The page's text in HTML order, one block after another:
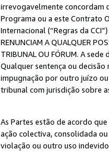
irrevogavelmente concordam
Programa ou a este Contrato
Internacional (“Regras da
RENUNCIAM A QUALQUER
TRIBUNAL OU FÓRUM. A
Qualquer sentença ou
impugnação por outro juízo
tribunal com jurisdição sobre
As Partes estão de acordo
ação colectiva, consolidada
violação ou outro uso